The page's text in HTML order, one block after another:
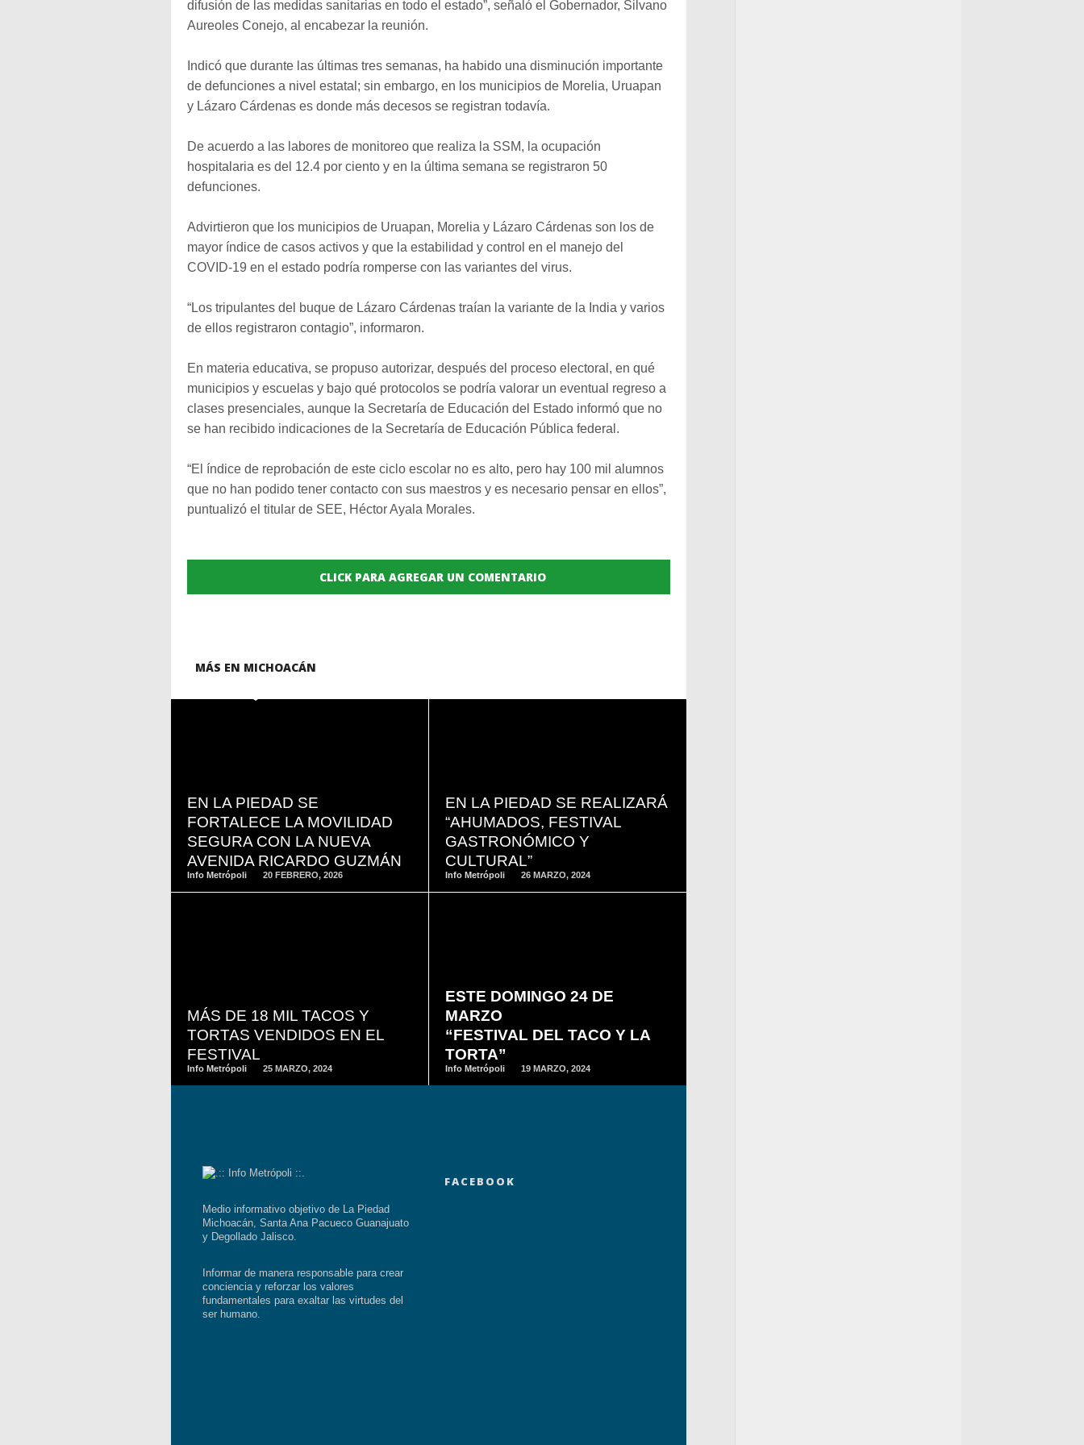
difusión de las medidas sanitarias en todo el estado”, señaló el Gobernador, Silvano
Aureoles Conejo, al encabezar la reunión.
Indicó que durante las últimas tres semanas, ha habido una disminución importante
de defunciones a nivel estatal; sin embargo, en los municipios de Morelia, Uruapan
y Lázaro Cárdenas es donde más decesos se registran todavía.
De acuerdo a las labores de monitoreo que realiza la SSM, la ocupación
hospitalaria es del 12.4 por ciento y en la última semana se registraron 50
defunciones.
Advirtieron que los municipios de Uruapan, Morelia y Lázaro Cárdenas son los de
mayor índice de casos activos y que la estabilidad y control en el manejo del
COVID-19 en el estado podría romperse con las variantes del virus.
“Los tripulantes del buque de Lázaro Cárdenas traían la variante de la India y varios
de ellos registraron contagio”, informaron.
En materia educativa, se propuso autorizar, después del proceso electoral, en qué
municipios y escuelas y bajo qué protocolos se podría valorar un eventual regreso a
clases presenciales, aunque la Secretaría de Educación del Estado informó que no
se han recibido indicaciones de la Secretaría de Educación Pública federal.
“El índice de reprobación de este ciclo escolar no es alto, pero hay 100 mil alumnos
que no han podido tener contacto con sus maestros y es necesario pensar en ellos”,
puntualizó el titular de SEE, Héctor Ayala Morales.
CLICK PARA AGREGAR UN COMENTARIO
MÁS EN MICHOACÁN
EN LA PIEDAD SE
FORTALECE LA MOVILIDAD
SEGURA CON LA NUEVA
AVENIDA RICARDO GUZMÁN
Info Metrópoli 20 FEBRERO, 2026
EN LA PIEDAD SE REALIZARÁ
“AHUMADOS, FESTIVAL
GASTRONÓMICO Y
CULTURAL”
Info Metrópoli 26 MARZO, 2024
MÁS DE 18 MIL TACOS Y
TORTAS VENDIDOS EN EL
FESTIVAL
Info Metrópoli 25 MARZO, 2024
ESTE DOMINGO 24 DE
MARZO
“FESTIVAL DEL TACO Y LA
TORTA”
Info Metrópoli 19 MARZO, 2024
Medio informativo objetivo de La Piedad
Michoacán, Santa Ana Pacueco Guanajuato
y Degollado Jalisco.
Informar de manera responsable para crear
conciencia y reforzar los valores
fundamentales para exaltar las virtudes del
ser humano.
FACEBOOK